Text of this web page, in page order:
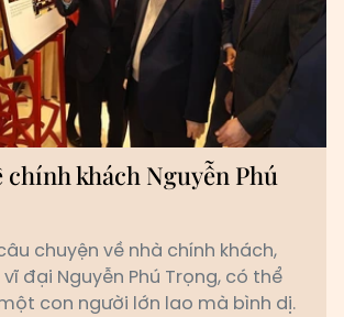
chính khách Nguyễn Phú
chuyện về nhà chính khách,
đại Nguyễn Phú Trọng, có thể
con người lớn lao mà bình dị.